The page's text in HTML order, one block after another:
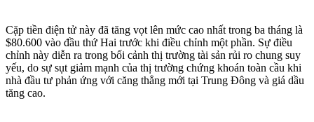
Cặp tiền điện tử này đã tăng vọt lên mức cao nhất trong ba tháng là
$80.600 vào đầu thứ Hai trước khi điều chỉnh một phần. Sự điều
chỉnh này diễn ra trong bối cảnh thị trường tài sản rủi ro chung suy
yếu, do sự sụt giảm mạnh của thị trường chứng khoán toàn cầu khi
nhà đầu tư phản ứng với căng thẳng mới tại Trung Đông và giá dầu
tăng cao.